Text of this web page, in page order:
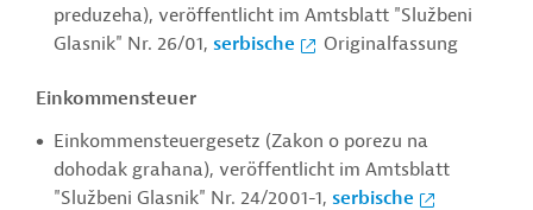
preduzeha), veröffentlicht im Amtsblatt "Službeni
Glasnik" Nr. 26/01, serbische Originalfassung
Einkommensteuer
Einkommensteuergesetz (Zakon o porezu na
dohodak grahana), veröffentlicht im Amtsblatt
"Službeni Glasnik" Nr. 24/2001-1, serbische